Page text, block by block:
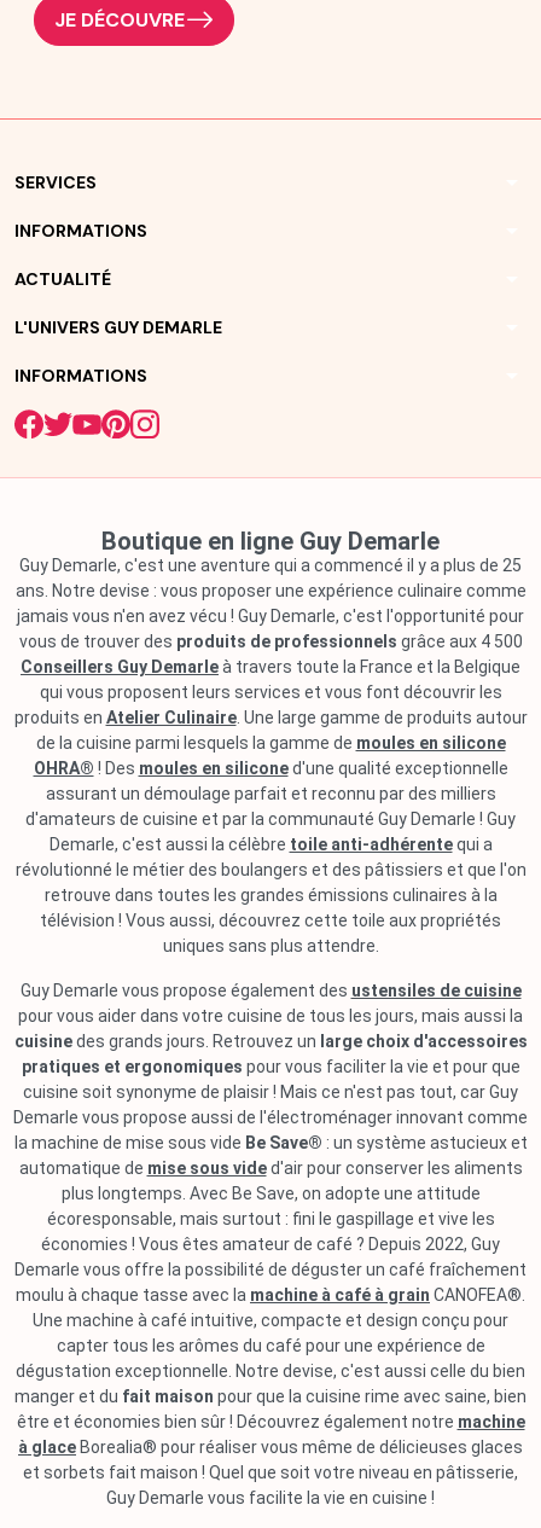
JE DÉCOUVRE
SERVICES
INFORMATIONS
ACTUALITÉ
L'UNIVERS GUY DEMARLE
INFORMATIONS
Boutique en ligne Guy Demarle
Guy Demarle, c'est une aventure qui a commencé il y a plus de 25
ans. Notre devise : vous proposer une expérience culinaire comme
jamais vous n'en avez vécu ! Guy Demarle, c'est l'opportunité pour
vous de trouver des produits de professionnels grâce aux 4 500
Conseillers Guy Demarleà travers toute la France et la Belgique
qui vous proposent leurs services et vous font découvrir les
produits en Atelier Culinaire. Une large gamme de produits autour
de la cuisine parmi lesquels la gamme de moules en silicone
OHRA® ! Des moules en siliconed'une qualité exceptionnelle
assurant un démoulage parfait et reconnu par des milliers
d'amateurs de cuisine et par la communauté Guy Demarle ! Guy
Demarle, c'est aussi la célèbre toile anti-adhérentequi a
révolutionné le métier des boulangers et des pâtissiers et que l'on
retrouve dans toutes les grandes émissions culinaires à la
télévision ! Vous aussi, découvrez cette toile aux propriétés
uniques sans plus attendre.
Guy Demarle vous propose également des ustensiles de cuisine
pour vous aider dans votre cuisine de tous les jours, mais aussi la
cuisinedes grands jours. Retrouvez un large choix d'accessoires
pratiques et ergonomiques pour vous faciliter la vie et pour que
cuisine soit synonyme de plaisir ! Mais ce n'est pas tout, car Guy
Demarle vous propose aussi de l'électroménager innovant comme
la machine de mise sous vide Be Save® : un système astucieux et
automatique de mise sous vided'air pour conserver les aliments
plus longtemps. Avec Be Save, on adopte une attitude
écoresponsable, mais surtout : fini le gaspillage et vive les
économies ! Vous êtes amateur de café ? Depuis 2022, Guy
Demarle vous offre la possibilité de déguster un café fraîchement
moulu à chaque tasse avec la machine à café à grain CANOFEA®.
Une machine à café intuitive, compacte et design conçu pour
capter tous les arômes du café pour une expérience de
dégustation exceptionnelle. Notre devise, c'est aussi celle du bien
manger et du fait maison pour que la cuisine rime avec saine, bien
être et économies bien sûr ! Découvrez également notre machine
à glace Borealia® pour réaliser vous même de délicieuses glaces
et sorbets fait maison ! Quel que soit votre niveau en pâtisserie,
Guy Demarle vous facilite la vie en cuisine !